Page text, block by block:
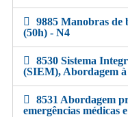
9885 Manobras de
(50h) - N4
8530 Sistema
(SIEM), Abordagem
8531 Abordagem
emergências médicas